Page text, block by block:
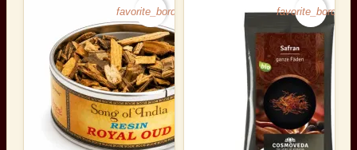
favorite_border favorite_border